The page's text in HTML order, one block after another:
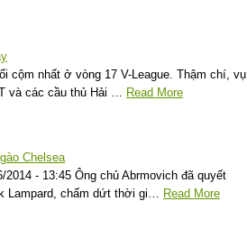
cộm nhất ở vòng 17 V-League. Thậm chí, vụ
và các cầu thủ Hải …
Read More
Chelsea
- 13:45 Ông chủ Abrmovich đã quyết
Lampard, chấm dứt thời gi…
Read More